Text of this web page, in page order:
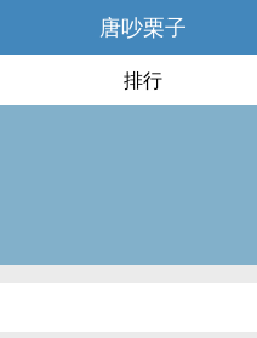
唐吵栗子
排行